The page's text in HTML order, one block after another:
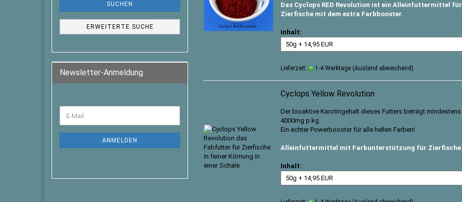
Das Cyclops RED Revolution ist ein Alleinfuttermittel für
Zierfische mit dem extra Farbbooster.
Inhalt:
Lieferzeit: 1-4 Werktage (Ausland abweichend)
Cyclops Yellow Revolution
Der bioaktive Karotingehalt dieses Futters beträgt mindestens
4000mg p.kg.
Ein echter Powerbooster für alle hellen Farben!
Alleinfuttermittel mit Farbunterstützung für Zierfische
Inhalt:
SUCHEN
ERWEITERTE SUCHE
Newsletter-Anmeldung
ANMELDEN